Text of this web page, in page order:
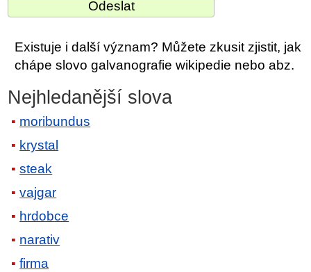
Existuje i další význam? Můžete zkusit zjistit, jak
chápe slovo galvanografie wikipedie nebo abz.
Nejhledanější slova
moribundus
krystal
steak
vajgar
hrdobce
narativ
firma